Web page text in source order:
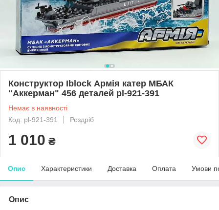
Конструктор Iblock Армія катер МБАК
"Аккерман" 456 деталей pl-921-391
Немає в наявності
Код: pl-921-391
Роздріб
1 010 ₴
Опис Характеристики Доставка Оплата Умови
Опис